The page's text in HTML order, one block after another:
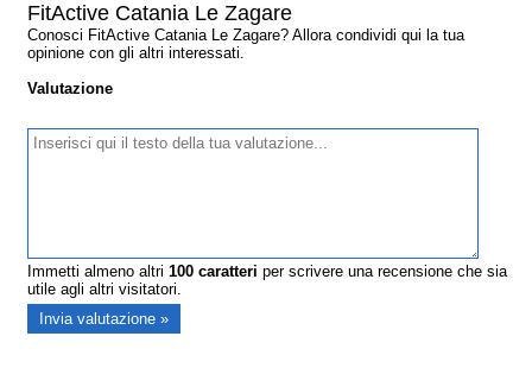
FitActive Catania Le Zagare
Conosci FitActive Catania Le Zagare? Allora condividi qui la tua
opinione con gli altri interessati.
Valutazione
Immetti almeno altri100 caratteri per scrivere una recensione che sia
utile agli altri visitatori.